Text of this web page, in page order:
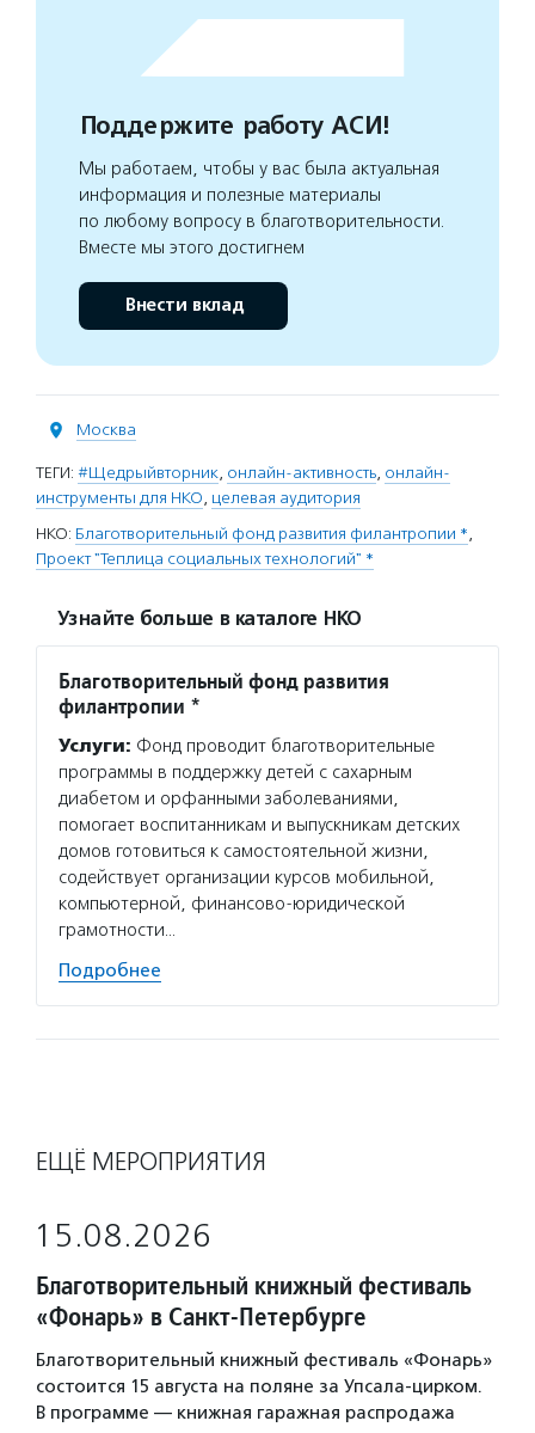
Поддержите работу АСИ!
Мы работаем, чтобы у вас была актуальная
информация и полезные материалы
по любому вопросу в благотворительности.
Вместе мы этого достигнем
Внести вклад
Москва
ТЕГИ: #Щедрыйвторник, онлайн-активность, онлайн-
инструменты для НКО, целевая аудитория
НКО: Благотворительный фонд развития филантропии *,
Проект "Теплица социальных технологий" *
Узнайте больше в каталоге НКО
Благотворительный фонд развития
филантропии *
Услуги: Фонд проводит благотворительные
программы в поддержку детей с сахарным
диабетом и орфанными заболеваниями,
помогает воспитанникам и выпускникам детских
домов готовиться к самостоятельной жизни,
содействует организации курсов мобильной,
компьютерной, финансово-юридической
грамотности…
Подробнее
ЕЩЁ МЕРОПРИЯТИЯ
15.08.2026
Благотворительный книжный фестиваль
«Фонарь» в Санкт-Петербурге
Благотворительный книжный фестиваль «Фонарь»
состоится 15 августа на поляне за Упсала-цирком.
В программе — книжная гаражная распродажа